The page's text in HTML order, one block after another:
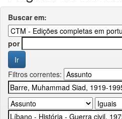
Buscar em:
por
Filtros correntes: